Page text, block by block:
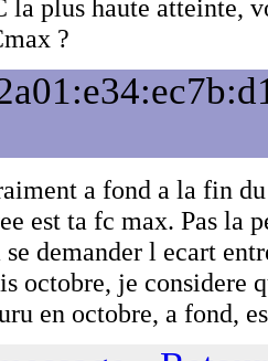
la plus haute atteinte,
?
a fond a la fin
est ta fc max. Pas la
se demander l ecart
octobre, je considere
en octobre, a fond,